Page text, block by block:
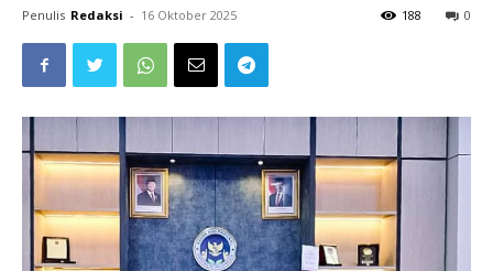
Penulis Redaksi - 16 Oktober 2025 0
188